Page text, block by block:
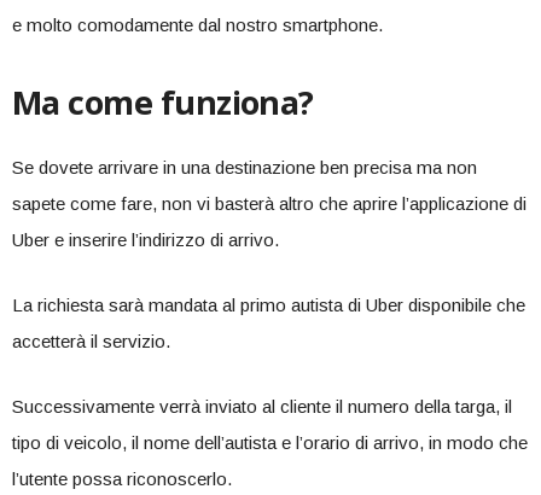
e molto comodamente dal nostro smartphone.
Ma come funziona?
Se dovete arrivare in una destinazione ben precisa ma non
sapete come fare, non vi basterà altro che aprire l’applicazione di
Uber e inserire l’indirizzo di arrivo.
La richiesta sarà mandata al primo autista di Uber disponibile che
accetterà il servizio.
Successivamente verrà inviato al cliente il numero della targa, il
tipo di veicolo, il nome dell’autista e l’orario di arrivo, in modo che
l’utente possa riconoscerlo.